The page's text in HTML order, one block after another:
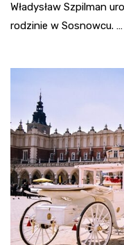
Władysław Szpilman
rodzinie w Sosnowcu. …